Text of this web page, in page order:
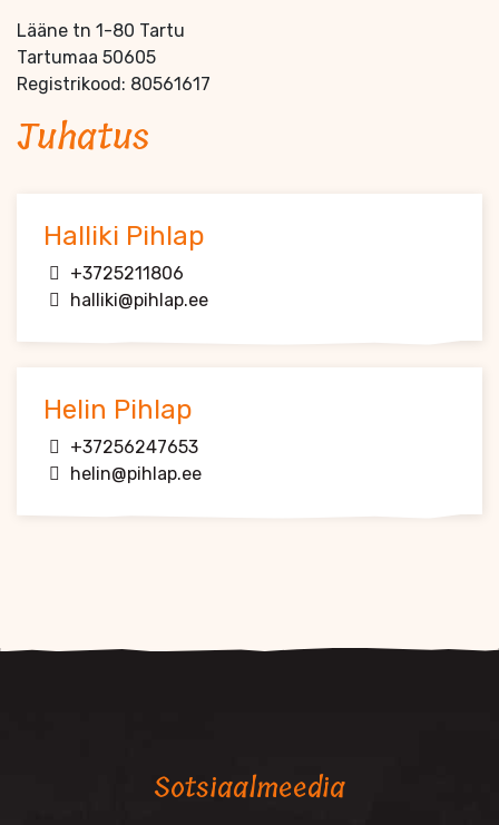
Lääne tn 1-80 Tartu
Tartumaa 50605
Registrikood: 80561617
Juhatus
Halliki Pihlap
+3725211806
halliki@pihlap.ee
Helin Pihlap
+37256247653
helin@pihlap.ee
Sotsiaalmeedia